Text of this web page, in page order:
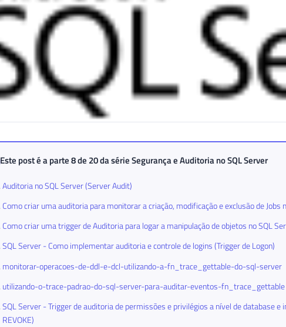
Este post é a parte 8 de 20 da sérieSegurança e Auditoria no SQL Server
Auditoria no SQL Server (Server Audit)
Como criar uma auditoria para monitorar a criação, modificação e exclusão de Jobs
Como criar uma trigger de Auditoria para logar a manipulação de objetos no SQL
SQL Server - Como implementar auditoria e controle de logins (Trigger de Logon)
monitorar-operacoes-de-ddl-e-dcl-utilizando-a-fn_trace_gettable-do-sql-server
utilizando-o-trace-padrao-do-sql-server-para-auditar-eventos-fn_trace_gettable
SQL Server - Trigger de auditoria de permissões e privilégios a nível de database e
REVOKE)